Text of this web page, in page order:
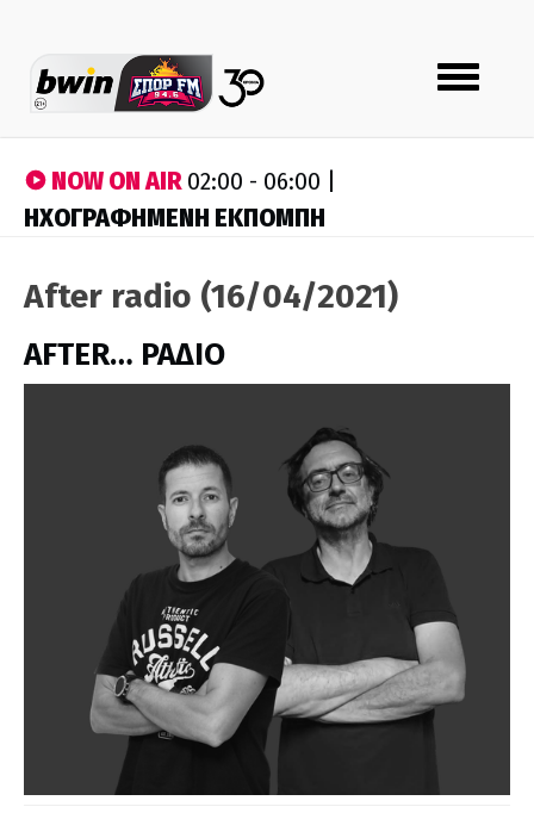
Toggle
navigation
NOW ON AIR02:00 - 06:00 |
ΗΧΟΓΡΑΦΗΜΕΝΗ ΕΚΠΟΜΠΗ
After radio (16/04/2021)
AFTER… ΡΑΔΙΟ